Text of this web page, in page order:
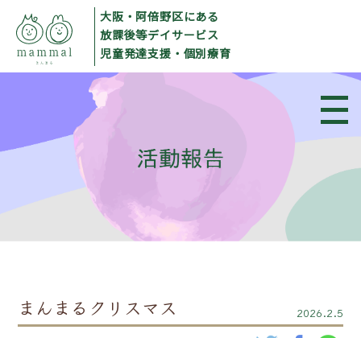
大阪・阿倍野区にある
放課後等デイサービス
児童発達支援・個別療育
まんまるクリスマス 2026.2.5